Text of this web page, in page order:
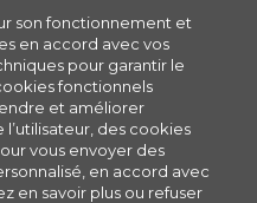
son fonctionnement et
en accord avec vos
pour garantir le
fonctionnels
et améliorer
des cookies
vous envoyer des
en accord avec
en savoir plus ou refuser